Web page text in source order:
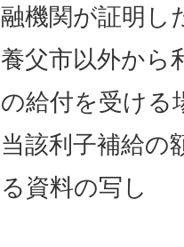
融機関が証明し
養父市以外から
の給付を受ける
当該利子補給の
る資料の写し